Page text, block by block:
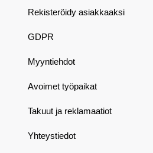
Rekisteröidy asiakkaaksi
GDPR
Myyntiehdot
Avoimet työpaikat
Takuut ja reklamaatiot
Yhteystiedot